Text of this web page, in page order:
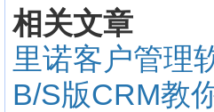
相关文章
里诺客户管理
B/S版CRM教